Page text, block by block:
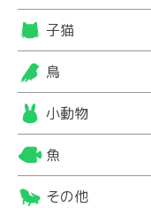
子猫
鳥
小動物
魚
その他